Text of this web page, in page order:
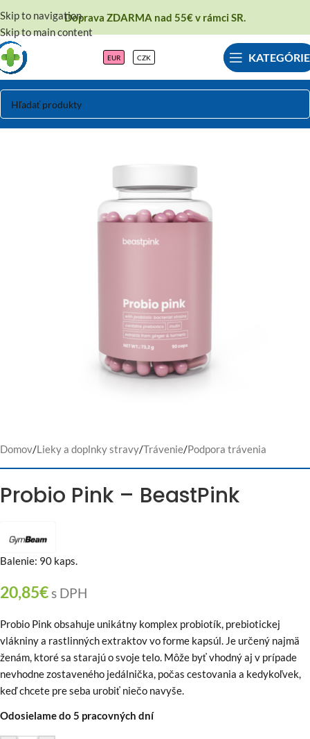
Skip to navigation
Skip to main content
Doprava ZDARMA nad 55€ v rámci SR.
EUR CZK KATEGÓRIE
Domov/Lieky a doplnky stravy/Trávenie/Podpora trávenia
Probio Pink – BeastPink
Balenie: 90 kaps.
20,85€s DPH
Probio Pink obsahuje unikátny komplex probiotík, prebiotickej
vlákniny a rastlinných extraktov vo forme kapsúl. Je určený najmä
ženám, ktoré sa starajú o svoje telo. Môže byť vhodný aj v prípade
nevhodne zostaveného jedálnička, počas cestovania a kedykoľvek,
keď chcete pre seba urobiť niečo navyše.
Odosielame do 5 pracovných dní